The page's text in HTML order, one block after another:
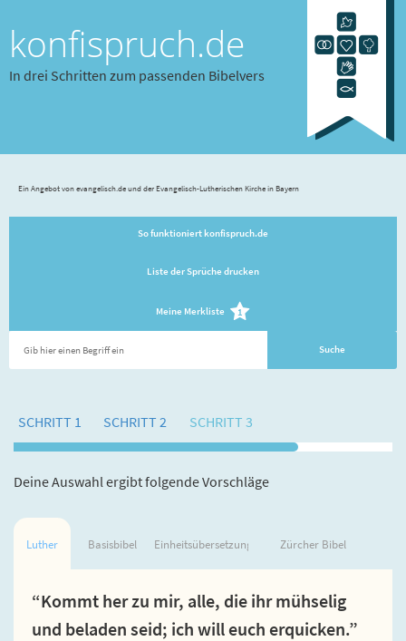
konfispruch.de
In drei Schritten zum passenden Bibelvers
Ein Angebot von evangelisch.de und der Evangelisch-Lutherischen Kirche in Bayern
So funktioniert konfispruch.de
Liste der Sprüche drucken
Meine Merkliste 1
SCHRITT 1 SCHRITT 2 SCHRITT 3
Deine Auswahl ergibt folgende Vorschläge
Luther Basisbibel Einheitsübersetzung Zürcher Bibel
“Kommt her zu mir, alle, die ihr mühselig
und beladen seid; ich will euch erquicken.”